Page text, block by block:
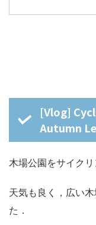
[Vlog]
Autumn
木場公園をサイク
天気も良く，広い
た．